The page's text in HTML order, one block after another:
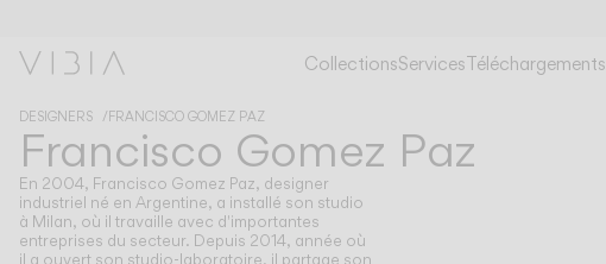
CollectionsServicesTéléchargements
DESIGNERS FRANCISCO GOMEZ PAZ
Francisco Gomez Paz
En 2004, Francisco Gomez Paz, designer
industriel né en Argentine, a installé son studio
à Milan, où il travaille avec d'importantes
entreprises du secteur. Depuis 2014, année où
il a ouvert son studio-laboratoire, il partage son